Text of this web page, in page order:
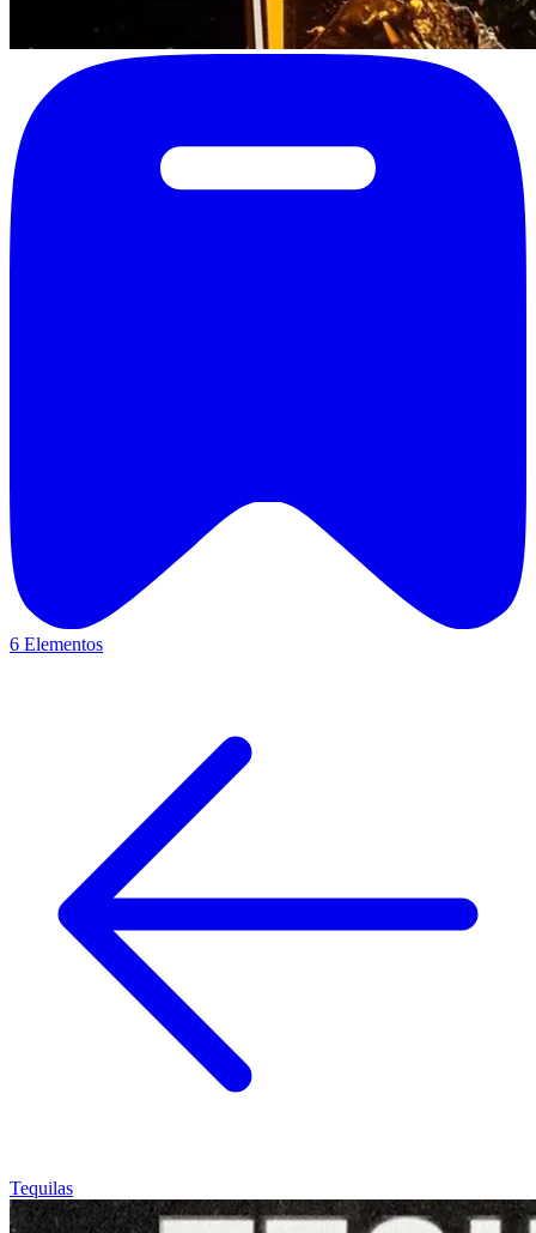
6 Elementos
Tequilas